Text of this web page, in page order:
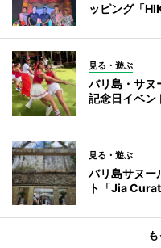
ッピング「
見る・遊ぶ
バリ島・サヌ
記念日イベン
見る・遊ぶ
バリ島サヌー
ト「Jia